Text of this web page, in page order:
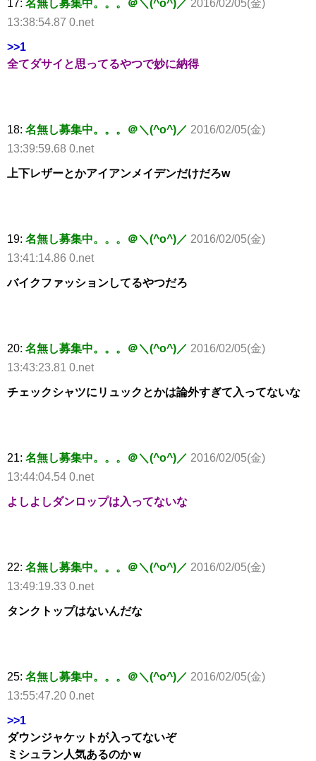
17: 名無し募集中。。。＠＼(^o^)／ 2016/02/05(金)
13:38:54.87 0.net
>>1
全てダサイと思ってるやつで妙に納得
18: 名無し募集中。。。＠＼(^o^)／ 2016/02/05(金)
13:39:59.68 0.net
上下レザーとかアイアンメイデンだけだろw
19: 名無し募集中。。。＠＼(^o^)／ 2016/02/05(金)
13:41:14.86 0.net
バイクファッションしてるやつだろ
20: 名無し募集中。。。＠＼(^o^)／ 2016/02/05(金)
13:43:23.81 0.net
チェックシャツにリュックとかは論外すぎて入ってないな
21: 名無し募集中。。。＠＼(^o^)／ 2016/02/05(金)
13:44:04.54 0.net
よしよしダンロップは入ってないな
22: 名無し募集中。。。＠＼(^o^)／ 2016/02/05(金)
13:49:19.33 0.net
タンクトップはないんだな
25: 名無し募集中。。。＠＼(^o^)／ 2016/02/05(金)
13:55:47.20 0.net
>>1
ダウンジャケットが入ってないぞ
ミシュラン人気あるのかｗ